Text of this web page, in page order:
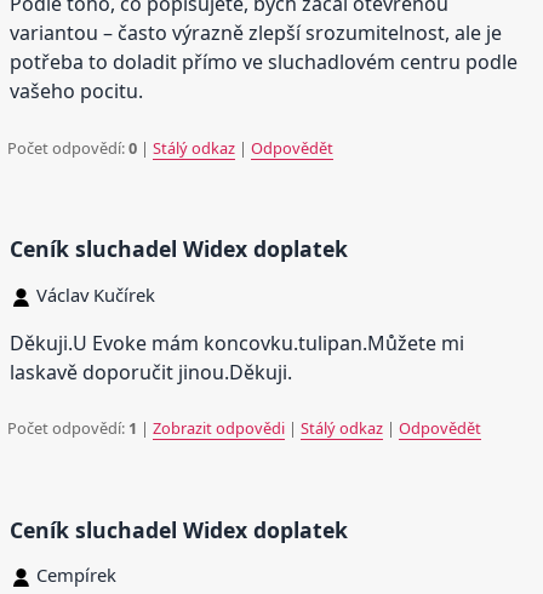
variantou – často výrazně zlepší srozumitelnost, ale je
potřeba to doladit přímo ve sluchadlovém centru podle
vašeho pocitu.
Počet odpovědí:0 |Stálý odkaz |Odpovědět
Ceník sluchadel Widex doplatek
Václav Kučírek
Děkuji.U Evoke mám koncovku.tulipan.Můžete mi
laskavě doporučit jinou.Děkuji.
Počet odpovědí: 1 |Zobrazit odpovědi |Stálý odkaz |Odpovědět
Ceník sluchadel Widex doplatek
Cempírek